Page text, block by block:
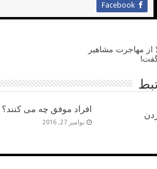
Facebook
از مهاجرت مشاهیر
افراد موفق چه می کنند؟
نوامبر 27, 2016